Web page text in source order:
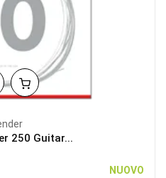
250 Guitar...
NUOVO